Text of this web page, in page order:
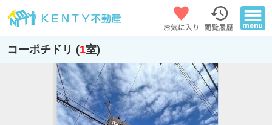
コーポチドリ (1室)